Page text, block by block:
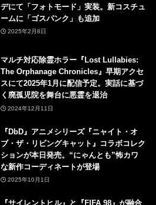
デにて「フォトモード」実装。新コスチュ
ームに「ゴスパンク」も追加
2025年2月8日
マルチ対応除霊ホラー『Lost Lullabies:
The Orphanage Chronicles』早期アクセ
スにて2025年1月に配信予定。実話に基づ
く廃孤児院を舞台に悪霊を退治
2024年12月11日
『DbD』アニメシリーズ『ニャイト・オ
ブ・ザ・リビングキャット』コラボコレク
ションが本日発売。“にゃんとも”怖カワ
な新作コーディネートが登場
2025年10月1日
『サイレントヒル』と『FIFA 98』が融合